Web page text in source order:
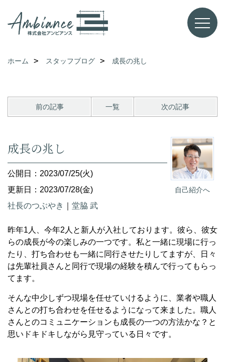
ホーム スタッフブログ 成長の兆し
前の記事 一覧 次の記事
自己紹介へ
成長の兆し
公開日：2023/07/25(火)
更新日：2023/07/28(金)
社長のつぶやき
堂脇 武
昨年1人、今年2人と新人が入社しております。彼ら、彼女
らの成長が今の楽しみの一つです。私と一緒に現場に行っ
たり、打ち合わせも一緒に同行させたりしてますが、日々
は先輩社員さんと同行で現場の経験を積んで行ってもらっ
てます。
そんな中少しずつ現場を任せていけるように、業者や職人
さんとの打ち合わせを任せるようになって来ました。職人
さんとのコミュニケーションも成長の一つの方法かな？と
思いドキドキしながら見守っている日々です。